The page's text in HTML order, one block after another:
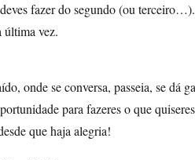
fazer do segundo (ou
última vez.
onde se conversa, passeia, se dá
para fazeres o que
que haja alegria!